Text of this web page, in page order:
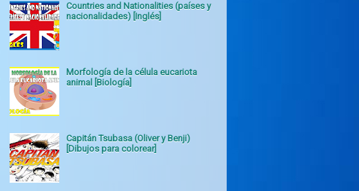
Countries and Nationalities (países y
nacionalidades) [Inglés]
Morfología de la célula eucariota
animal [Biología]
Capitán Tsubasa (Oliver y Benji)
[Dibujos para colorear]